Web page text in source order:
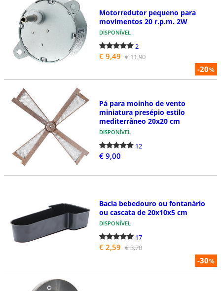
-20%
Motorredutor pequeno para
movimentos 20 r.p.m. 2W
DISPONÍVEL
2
€ 9,49 € 11,90
Pá para moinho de vento
miniatura presépio estilo
mediterrâneo 20x20 cm
DISPONÍVEL
12
€ 9,00
-30%
Bacia bebedouro ou fontanário
ou cascata de 20x10x5 cm
DISPONÍVEL
17
€ 2,59 € 3,70